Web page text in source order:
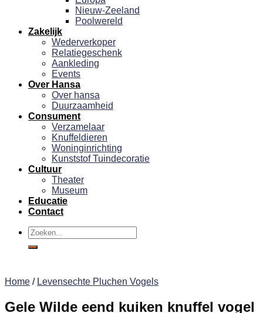
Nieuw-Zeeland
Poolwereld
Zakelijk
Wederverkoper
Relatiegeschenk
Aankleding
Events
Over Hansa
Over hansa
Duurzaamheid
Consument
Verzamelaar
Knuffeldieren
Woninginrichting
Kunststof Tuindecoratie
Cultuur
Theater
Museum
Educatie
Contact
Zoeken
naar:
Home / Levensechte Pluchen Vogels
Gele Wilde eend kuiken knuffel vogel